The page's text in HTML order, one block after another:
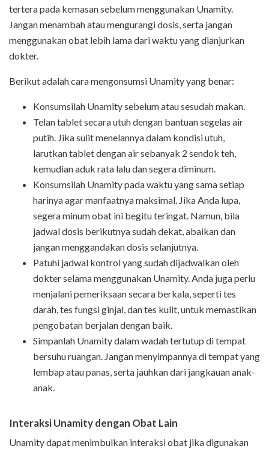
tertera pada kemasan sebelum menggunakan Unamity.
Jangan menambah atau mengurangi dosis, serta jangan
menggunakan obat lebih lama dari waktu yang dianjurkan
dokter.
Berikut adalah cara mengonsumsi Unamity yang benar:
Konsumsilah Unamity sebelum atau sesudah makan.
Telan tablet secara utuh dengan bantuan segelas air
putih. Jika sulit menelannya dalam kondisi utuh,
larutkan tablet dengan air sebanyak 2 sendok teh,
kemudian aduk rata lalu dan segera diminum.
Konsumsilah Unamity pada waktu yang sama setiap
harinya agar manfaatnya maksimal. Jika Anda lupa,
segera minum obat ini begitu teringat. Namun, bila
jadwal dosis berikutnya sudah dekat, abaikan dan
jangan menggandakan dosis selanjutnya.
Patuhi jadwal kontrol yang sudah dijadwalkan oleh
dokter selama menggunakan Unamity. Anda juga perlu
menjalani pemeriksaan secara berkala, seperti tes
darah, tes fungsi ginjal, dan tes kulit, untuk memastikan
pengobatan berjalan dengan baik.
Simpanlah Unamity dalam wadah tertutup di tempat
bersuhu ruangan. Jangan menyimpannya di tempat yang
lembap atau panas, serta jauhkan dari jangkauan anak-
anak.
Interaksi Unamity dengan Obat Lain
Unamity dapat menimbulkan interaksi obat jika digunakan